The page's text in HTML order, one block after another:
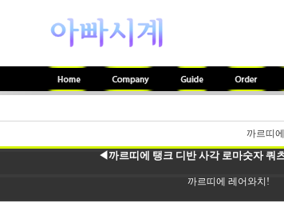
까르띠에
◀까르띠에 탱크 디반 사각 로마숫자 쿼
까르띠에 레어와치!